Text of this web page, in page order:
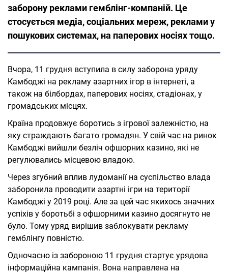
заборону реклами гемблінг-компаній. Це
стосується медіа, соціальних мереж, реклами у
пошукових системах, на паперових носіях тощо.
Вчора, 11 грудня вступила в силу заборона уряду
Камбоджі на рекламу азартних ігор в інтернеті, а
також на білбордах, паперових носіях, стадіонах, у
громадських місцях.
Країна продовжує боротись з ігрової залежністю, на
яку страждають багато громадян. У свій час на ринок
Камбоджі вийшли безліч офшорних казино, які не
регулювались місцевою владою.
Через згубний вплив лудоманії на суспільство влада
заборонила проводити азартні ігри на території
Камбоджі у 2019 році. Але за цей час якихось значних
успіхів у боротьбі з офшорними казино досягнуто не
було. Тому уряд вирішив заблокувати рекламу
гемблінгу повністю.
Одночасно із забороною 11 грудня стартує урядова
інформаційна кампанія. Вона направлена на